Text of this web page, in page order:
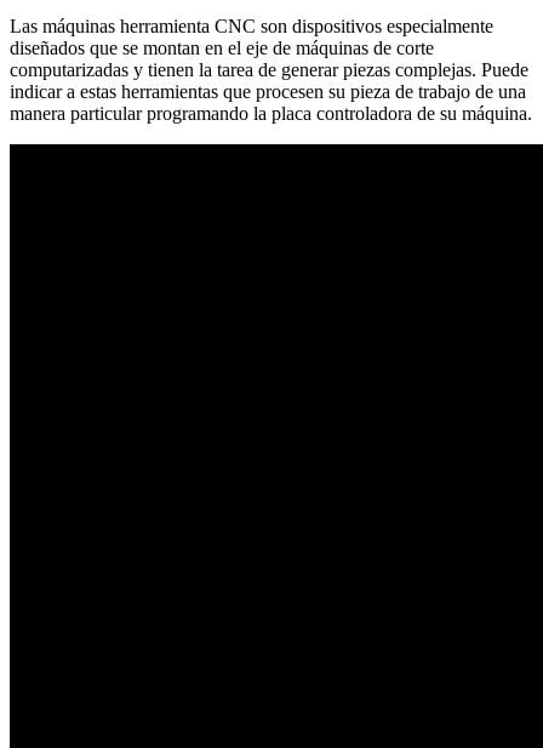
Las máquinas herramienta CNC son dispositivos especialmente
diseñados que se montan en el eje de máquinas de corte
computarizadas y tienen la tarea de generar piezas complejas. Puede
indicar a estas herramientas que procesen su pieza de trabajo de una
manera particular programando la placa controladora de su máquina.